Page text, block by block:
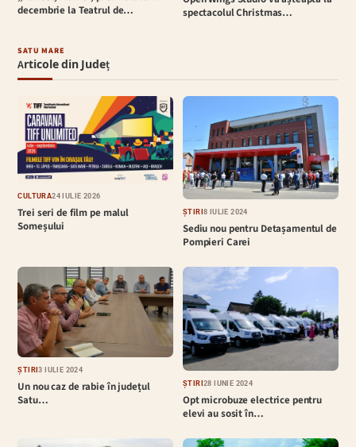
decembrie la Teatrul de…
spectacolul Christmas…
SATU MARE
Articole din Județ
CULTURĂ24 IULIE 2026
Trei seri de film pe malul
Someșului
ȘTIRI8 IULIE 2024
Sediu nou pentru Detașamentul de
Pompieri Carei
ȘTIRI3 IULIE 2024
Un nou caz de rabie în județul
Satu…
ȘTIRI28 IUNIE 2024
Opt microbuze electrice pentru
elevi au sosit în…